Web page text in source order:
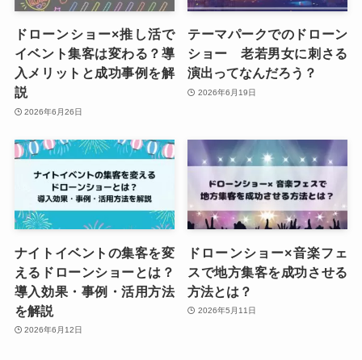
ドローンショー×推し活で
イベント集客は変わる？導
入メリットと成功事例を解
説
2026年6月26日
テーマパークでのドローン
ショー 老若男女に刺さる
演出ってなんだろう？
2026年6月19日
ナイトイベントの集客を変
えるドローンショーとは？
導入効果・事例・活用方法
を解説
2026年6月12日
ドローンショー×音楽フェ
スで地方集客を成功させる
方法とは？
2026年5月11日